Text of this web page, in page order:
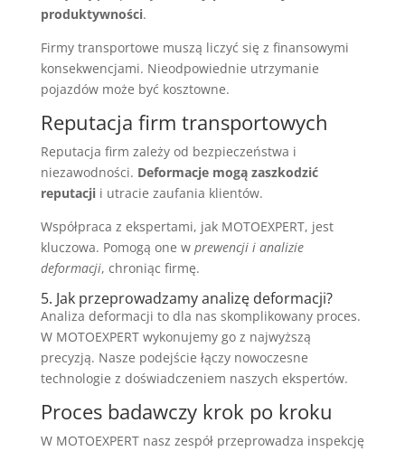
produktywności.
Firmy transportowe muszą liczyć się z finansowymi
konsekwencjami. Nieodpowiednie utrzymanie
pojazdów może być kosztowne.
Reputacja firm transportowych
Reputacja firm zależy od bezpieczeństwa i
niezawodności. Deformacje mogą zaszkodzić
reputacjii utracie zaufania klientów.
Współpraca z ekspertami, jak MOTOEXPERT, jest
kluczowa. Pomogą one w prewencji i analizie
deformacji, chroniąc firmę.
5. Jak przeprowadzamy analizę deformacji?
Analiza deformacji to dla nas skomplikowany proces.
W MOTOEXPERT wykonujemy go z najwyższą
precyzją. Nasze podejście łączy nowoczesne
technologie z doświadczeniem naszych ekspertów.
Proces badawczy krok po kroku
W MOTOEXPERT nasz zespół przeprowadza inspekcję